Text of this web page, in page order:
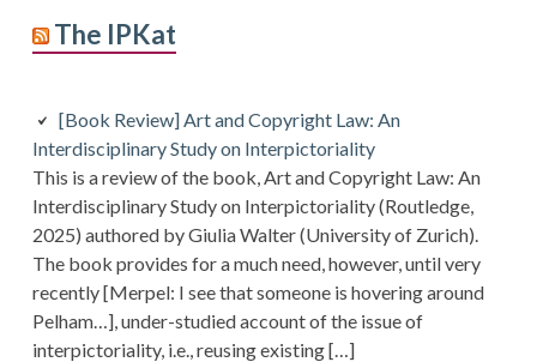
The IPKat
[Book Review] Art and Copyright Law: An
Interdisciplinary Study on Interpictoriality
This is a review of the book, Art and Copyright Law: An
Interdisciplinary Study on Interpictoriality (Routledge,
2025) authored by Giulia Walter (University of Zurich).
The book provides for a much need, however, until very
recently [Merpel: I see that someone is hovering around
Pelham…], under-studied account of the issue of
interpictoriality, i.e., reusing existing […]